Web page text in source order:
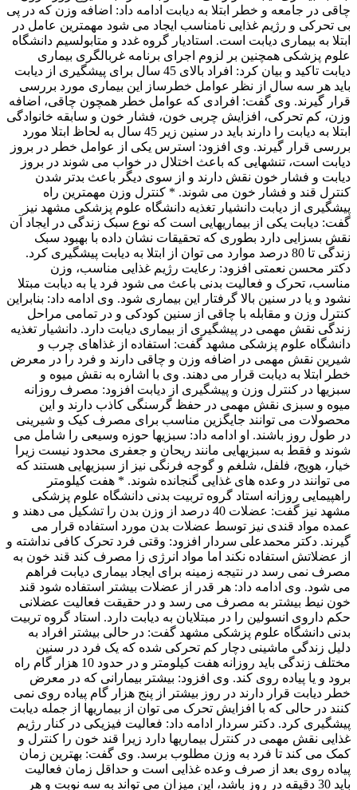
چاقی در جامعه و خطر ابتلا به دیابت ادامه داد: اضافه وزن که در پی
بی تحرکی و رژیم غذایی نامناسب ایجاد می شود مهمترین عامل در
ابتلا به بیماری دیابت است. استادیار گروه غدد و متابولسیم دانشگاه
علوم پزشکی همچنین بر لزوم اجرای برنامه غربالگری بیماری
دیابت تاکید و بیان کرد: افراد بالای 45 سال برای پیشگیری از دیابت
باید هر سه سال از نظر عوامل خطرساز این بیماری مورد بررسی
قرار گیرند. وی گفت: افرادی که عوامل خطر همچون چاقی، اضافه
وزن، کم تحرکی، افزایش چربی خون، فشار خون و سابقه خانوادگی
ابتلا به دیابت را دارند باید در سنین زیر 45 سال به لحاظ ابتلا مورد
بررسی قرار گیرند. وی افزود: استرس یکی از عوامل خطر در بروز
دیابت است، تنشهایی که باعث اختلال در خواب می شوند در بروز
دیابت و فشار خون نقش دارند و از سوی دیگر باعث بدتر شدن
کنترل قند و فشار خون می شوند. * کنترل وزن مهمترین راه
پیشگیری از دیابت دانشیار تغذیه دانشگاه علوم پزشکی مشهد نیز
گفت: دیابت یکی از بیماریهایی است که نوع سبک زندگی در ایجاد آن
نقش بسزایی دارد بطوری که تحقیقات نشان داده با بهبود سبک
زندگی تا 80 درصد موارد می توان از ابتلا به دیابت پیشگیری کرد.
دکتر محسن نعمتی افزود: رعایت رژیم غذایی مناسب، وزن
مناسب، تحرک و فعالیت بدنی باعث می شود فرد یا به دیابت مبتلا
نشود و یا در سنین بالا گرفتار این بیماری شود. وی ادامه داد: بنابراین
کنترل وزن و مقابله با چاقی از سنین کودکی و در تمامی مراحل
زندگی نقش مهمی در پیشگیری از بیماری دیابت دارد. دانشیار تغذیه
دانشگاه علوم پزشکی مشهد گفت: استفاده از غذاهای چرب و
شیرین نقش مهمی در اضافه وزن و چاقی دارند و فرد را در معرض
خطر ابتلا به دیابت قرار می دهند. وی با اشاره به نقش میوه و
سبزیها در کنترل وزن و پیشگیری از دیابت افزود: مصرف روزانه
میوه و سبزی نقش مهمی در حفظ گرسنگی کاذب دارند و این
محصولات می توانند جایگزین مناسب برای مصرف کیک و شیرینی
در طول روز باشند. او ادامه داد: سبزیها حوزه وسیعی را شامل می
شوند و فقط به سبزیهایی مانند ریحان و جعفری محدود نیست زیرا
خیار، هویج، فلفل، شلغم و گوجه فرنگی نیز از سبزیهایی هستند که
می توانند در وعده های غذایی گنجانده شوند. * هفت کیلومتر
راهپیمایی روزانه استاد گروه تربیت بدنی دانشگاه علوم پزشکی
مشهد نیز گفت: عضلات 40 درصد از وزن بدن را تشکیل می دهند و
عمده مواد قندی نیز توسط عضلات بدن مورد استفاده قرار می
گیرند. دکتر محمدعلی سردار افزود: وقتی فرد تحرک کافی نداشته و
از عضلاتش استفاده نکند اما مواد انرژی زا مصرف کند قند خون به
مصرف نمی رسد در نتیجه زمینه برای ایجاد بیماری دیابت فراهم
می شود. وی ادامه داد: هر قدر از عضلات بیشتر استفاده شود قند
خون نیط بیشتر به مصرف می رسد و در حقیقت فعالیت عضلانی
حکم داروی انسولین را در مبتلایان به دیابت دارد. استاد گروه تربیت
بدنی دانشگاه علوم پزشکی مشهد گفت: در حالی بیشتر افراد به
دلیل زندگی ماشینی دچار کم تحرکی شده که یک فرد در سنین
مختلف زندگی باید روزانه هفت کیلومتر و در حدود 10 هزار گام راه
برود و یا پیاده روی کند. وی افزود: بیشتر بیمارانی که در معرض
خطر دیابت قرار دارند در روز بیشتر از پنج هزار گام پیاده روی نمی
کنند در حالی که با افزایش تحرک می توان از بیماریها از جمله دیابت
پیشگیری کرد. دکتر سردار ادامه داد: فعالیت فیزیکی در کنار رژیم
غذایی نقش مهمی در کنترل بیماریها دارد زیرا قند خون را کنترل و
کمک می کند تا فرد به وزن مطلوب برسد. وی گفت: بهترین زمان
پیاده روی بعد از صرف وعده غذایی است و حداقل زمان فعالیت
باید 30 دقیقه در روز باشد، این میزان می تواند به سه نوبت و هر